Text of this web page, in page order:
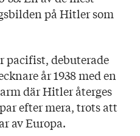
på Hitler som
pacifist, debuterade
år 1938 med en
där Hitler återges
efter mera, trots att
av Europa.